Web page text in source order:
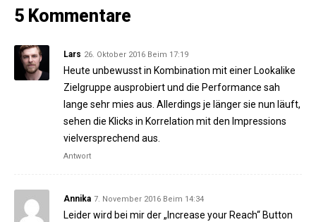
5 Kommentare
Lars 26. Oktober 2016 Beim 17:19
Heute unbewusst in Kombination mit einer Lookalike
Zielgruppe ausprobiert und die Performance sah
lange sehr mies aus. Allerdings je länger sie nun läuft,
sehen die Klicks in Korrelation mit den Impressions
vielversprechend aus.
Antwort
Annika 7. November 2016 Beim 14:34
Leider wird bei mir der „Increase your Reach“ Button